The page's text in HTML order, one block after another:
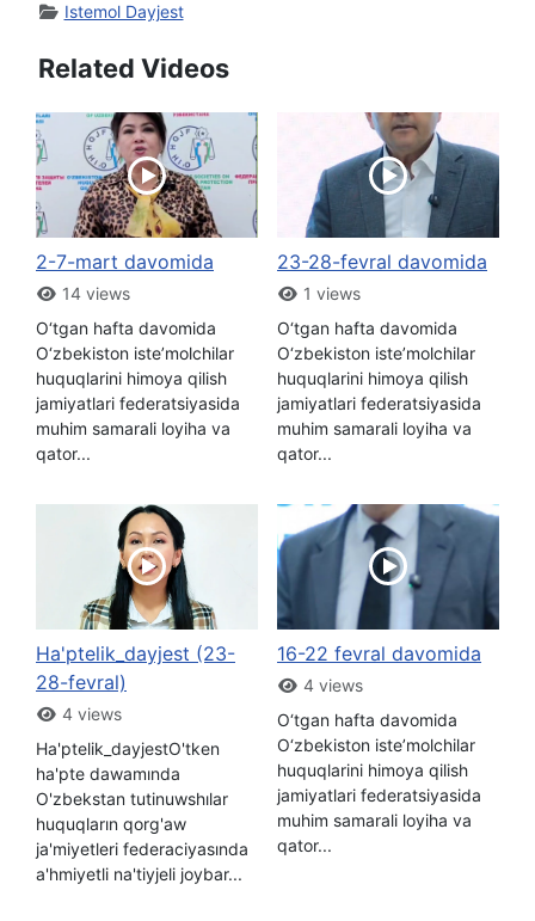
Istemol Dayjest
Related Videos
2-7-mart davomida
14 views
O‘tgan hafta davomida
O‘zbekiston iste’molchilar
huquqlarini himoya qilish
jamiyatlari federatsiyasida
muhim samarali loyiha va
qator...
23-28-fevral davomida
1 views
O‘tgan hafta davomida
O‘zbekiston iste’molchilar
huquqlarini himoya qilish
jamiyatlari federatsiyasida
muhim samarali loyiha va
qator...
Ha'ptelik_dayjest (23-
28-fevral)
4 views
Ha'ptelik_dayjestO'tken
ha'pte dawamında
O'zbekstan tutinuwshılar
huquqların qorg'aw
ja'miyetleri federaciyasında
a'hmiyetli na'tiyjeli joybar...
16-22 fevral davomida
4 views
O‘tgan hafta davomida
O‘zbekiston iste’molchilar
huquqlarini himoya qilish
jamiyatlari federatsiyasida
muhim samarali loyiha va
qator...